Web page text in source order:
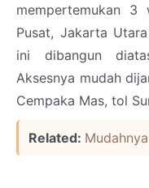
mempertemukan 3
Pusat, Jakarta
ini dibangun
Aksesnya mudah
Cempaka Mas, tol
Related: